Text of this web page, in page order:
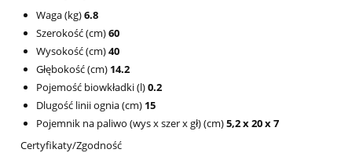
Waga (kg)6.8
Szerokość (cm)60
Wysokość (cm)40
Głębokość (cm) 14.2
Pojemość biowkładki (l)0.2
Dlugość linii ognia (cm) 15
Pojemnik na paliwo (wys x szer x gł) (cm)5,2 x 20 x 7
Certyfikaty/Zgodność